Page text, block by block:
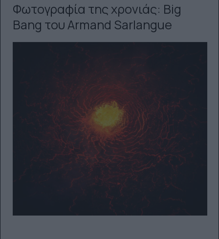
Φωτογραφία της χρονιάς: Big
Bang του Armand Sarlangue